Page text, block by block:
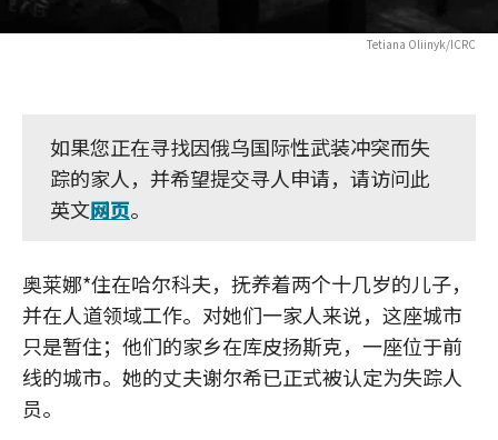
Tetiana Oliinyk/ICRC
如果您正在寻找因俄乌国际性武装冲突而失
踪的家人，并希望提交寻人申请，请访问此
英文网页。
奥莱娜*住在哈尔科夫，抚养着两个十几岁的儿子，
并在人道领域工作。对她们一家人来说，这座城市
只是暂住；他们的家乡在库皮扬斯克，一座位于前
线的城市。她的丈夫谢尔希已正式被认定为失踪人
员。